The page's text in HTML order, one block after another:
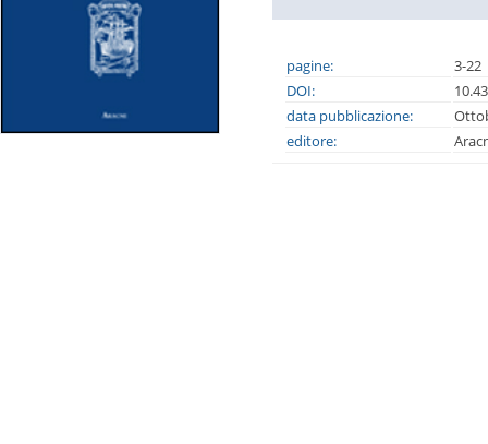
pagine:
3-22
DOI:
data pubblicazione:
editore: